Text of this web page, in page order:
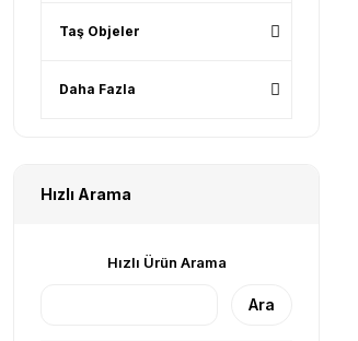
Taş Objeler
Daha Fazla
Hızlı Arama
Hızlı Ürün Arama
Ara